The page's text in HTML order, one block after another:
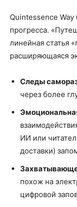
Quintessence
прогресса.
линейная статья
расширяющаяся
Следы
через более
ИИ или
доставки)
похож на
цифровой